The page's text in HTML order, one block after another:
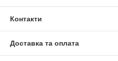
Контакти
Доставка та оплата